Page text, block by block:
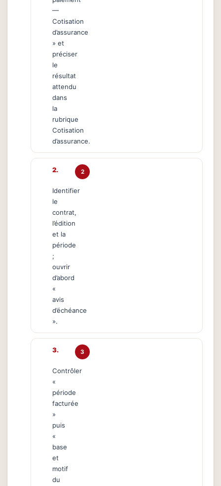
—
Cotisation
d’assurance
» et
préciser
le
résultat
attendu
dans
la
rubrique
Cotisation
d’assurance.
2
Identifier
le
contrat,
l’édition
et la
période
;
ouvrir
d’abord
«
avis
d’échéance
».
3
Contrôler
«
période
facturée
»
puis
«
base
et
motif
du